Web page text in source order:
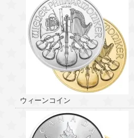
ウィーンコイン